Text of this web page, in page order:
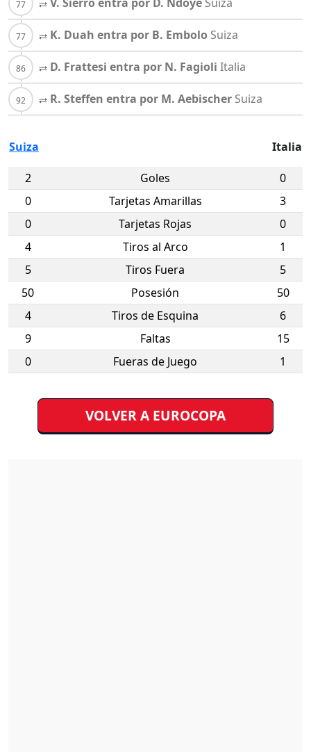
V. Sierro entra por D. Ndoye Suiza
K. Duah entra por B. Embolo Suiza
D. Frattesi entra por N. Fagioli Italia
R. Steffen entra por M. Aebischer Suiza
Suiza Italia
2 Goles
0
0
Tarjetas Amarillas
3
0
Tarjetas Rojas
0
4
Tiros al Arco
1
5
Tiros Fuera
5
50
Posesión
50
4
Tiros de Esquina
6
9
Faltas
15
0
Fueras de Juego 1
VOLVER A EUROCOPA